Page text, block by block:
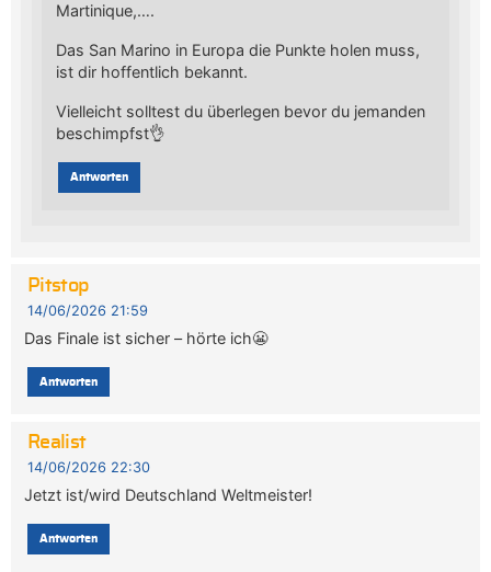
Martinique,….
Das San Marino in Europa die Punkte holen muss,
ist dir hoffentlich bekannt.
Vielleicht solltest du überlegen bevor du jemanden
beschimpfst👌
Antworten
Pitstop
14/06/2026 21:59
Das Finale ist sicher – hörte ich😬
Antworten
Realist
14/06/2026 22:30
Jetzt ist/wird Deutschland Weltmeister!
Antworten